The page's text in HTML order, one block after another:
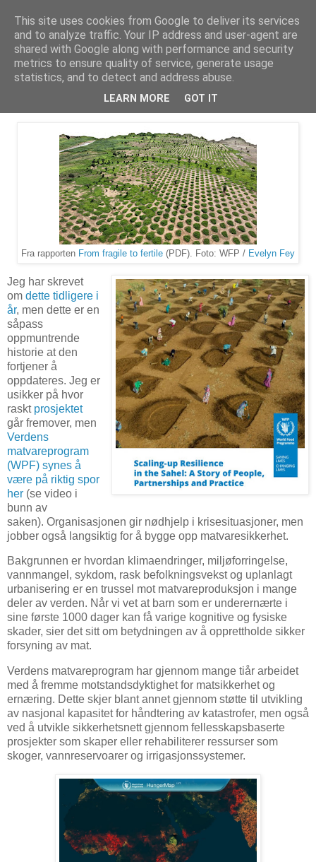
Arkitektur & Miljøteknologi
28 november 2024
Fra ørken til fruktbart land
Fra rapporten From fragile to fertile (PDF). Foto: WFP / Evelyn Fey
Jeg har skrevet
om dette tidligere i
år, men dette er en
såpass
oppmuntrende
historie at den
fortjener å
oppdateres. Jeg er
usikker på hvor
raskt prosjektet
går fremover, men
Verdens
matvareprogram
(WPF) synes å
være på riktig spor
her (se video i
bunn av
saken). Organisasjonen gir nødhjelp i krisesituasjoner, men
jobber også langsiktig for å bygge opp matvaresikkerhet.
Bakgrunnen er hvordan klimaendringer, miljøforringelse,
vannmangel, sykdom, rask befolkningsvekst og uplanlagt
urbanisering er en trussel mot matvareproduksjon i mange
deler av verden. Når vi vet at barn som er underernærte i
sine første 1000 dager kan få varige kognitive og fysiske
skader, sier det sitt om betydningen av å opprettholde sikker
forsyning av mat.
Verdens matvareprogram har gjennom mange tiår arbeidet
med å fremme motstandsdyktighet for matsikkerhet og
ernæring. Dette skjer blant annet gjennom støtte til utvikling
av nasjonal kapasitet for håndtering av katastrofer, men også
ved å utvikle sikkerhetsnett gjennom fellesskapsbaserte
prosjekter som skaper eller rehabiliterer ressurser som
skoger, vannreservoarer og irrigasjonssystemer.
This site uses cookies from Google to deliver its services
and to analyze traffic. Your IP address and user-agent are
shared with Google along with performance and security
metrics to ensure quality of service, generate usage
statistics, and to detect and address abuse.
LEARN MORE GOT IT